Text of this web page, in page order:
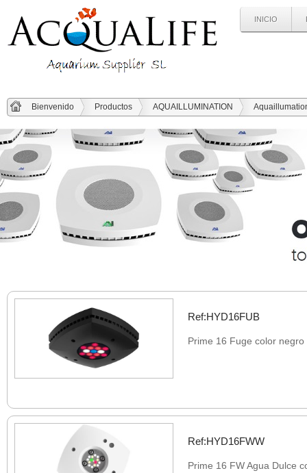
INICIO
Bienvenido Productos AQUAILLUMINATION
Ref:HYD16FUB
Prime 16 Fuge color negro
Ref:HYD16FWW
Prime 16 FW Agua Dulce